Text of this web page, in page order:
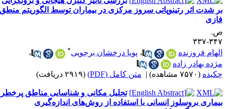
شدت اثر رتینوپاتی سروز مرکزی در بیماران توسط الگوریتم منطق
۳۳۷
فروزنده
،پویا درخشان برجویی
،
بهادر زاده
(۷۵۷۰ مشاهده) | متن کامل (PDF) (۲۹۱۹ دریافت)
تحلیل مکانی و شناسایی مناطق پرخطر
بروسلوز انسانی با استفاده از روش‌های اندازه‌گیری